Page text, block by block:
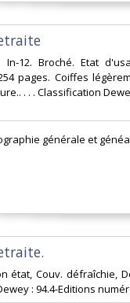
In-12. Broché. Etat
pages. Coiffes
. . . Classification
générale et
état, Couv. défraîchie,
: 94.4-Editions